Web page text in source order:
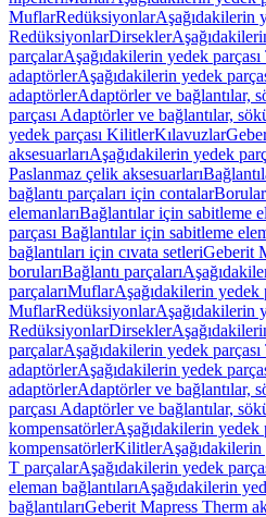
MuflarRedüksiyonlarAşağıdakilerin
RedüksiyonlarDirsekler
parçalarAşağıdakilerin yedek
adaptörlerAşağıdakilerin yedek
adaptörlerAdaptörler ve bağlantılar,
parçası Adaptörler ve bağlantılar,
yedek parçası KilitlerKılavuzlar
aksesuarlarıAşağıdakilerin yedek
Paslanmaz çelik aksesuarları
bağlantı parçaları için contalar
elemanlarıBağlantılar için sabitleme
parçası Bağlantılar için sabitleme
bağlantıları için cıvata setleriGeberit
borularıBağlantı parçaları
parçalarıMuflarAşağıdakilerin yedek
MuflarRedüksiyonlarAşağıdakilerin
RedüksiyonlarDirsekler
parçalarAşağıdakilerin yedek
adaptörlerAşağıdakilerin yedek
adaptörlerAdaptörler ve bağlantılar,
parçası Adaptörler ve bağlantılar,
kompensatörlerAşağıdakilerin yedek
kompensatörlerKilitler
T parçalarAşağıdakilerin yedek
eleman bağlantılarıAşağıdakilerin
bağlantılarıGeberit Mapress Therm